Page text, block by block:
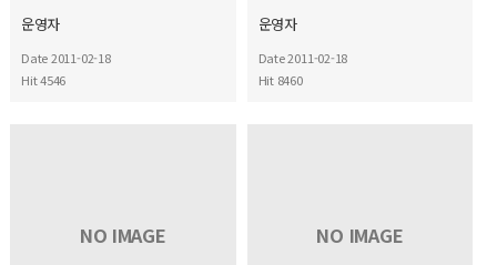
운영자
Date 2011-02-18
Hit 4546
운영자
Date 2011-02-18
Hit 8460
NO IMAGE NO IMAGE